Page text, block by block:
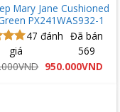
Mary Jane Cushioned
PX241WAS932-1
47 đánh
giá
Đã bán
569
VND Giá
950.000VNDGiá